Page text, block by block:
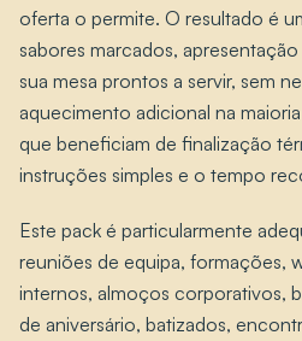
oferta o permite. O resultado é
sabores marcados,
sua mesa prontos a servir, sem
aquecimento adicional na
que beneficiam de finalização
instruções simples e o tempo
Este pack é particularmente
reuniões de equipa, formações,
internos, almoços corporativos,
de aniversário, batizados,